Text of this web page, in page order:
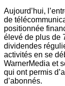
Aujourd’hui,
de
positionnée
élevé de plus de
dividendes
activités en se
WarnerMedia et
qui ont permis
d’abonnés.